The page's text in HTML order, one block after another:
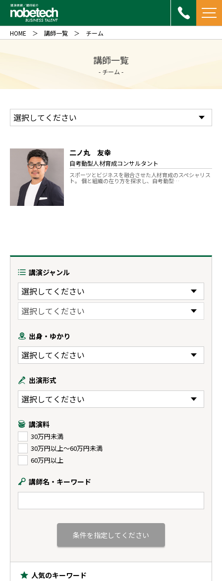
講師一覧
- チーム -
HOME 講師一覧 チーム
二ノ丸 友幸
自考動型人材育成コンサルタント
スポーツとビジネスを融合させた人材育成のスペシャリス
ト。 個と組織の在り方を探求し、自考動型…
講演ジャンル
出身・ゆかり
出演形式
講演料
30万円未満
30万円以上〜60万円未満
60万円以上
講師名・キーワード
人気のキーワード